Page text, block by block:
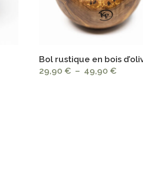
Bol rustique en bois
29,90€ – 49,90€Plage